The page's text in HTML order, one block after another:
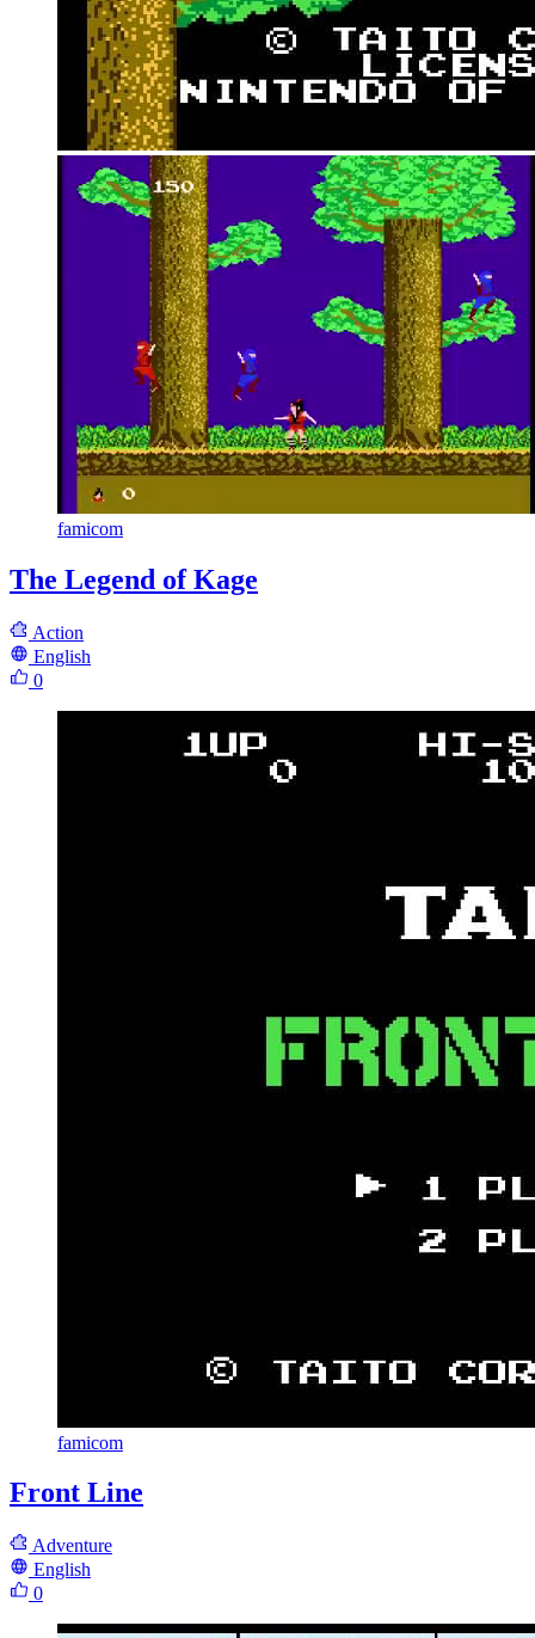
famicom
The Legend of Kage
Action
English
0
famicom
Front Line
Adventure
English
0